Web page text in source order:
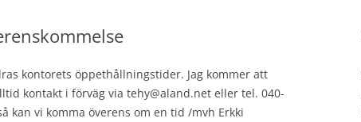
JÄMSTÄLLDHET I 6 § FINLANDS
GRUNDLAG
kontorets öppethållningstider. Jag kommer att
kontakt i förväg via tehy@aland.net eller tel. 040-
kan vi komma överens om en tid /mvh Erkki